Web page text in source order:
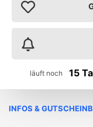
läuft noch 15
INFOS &